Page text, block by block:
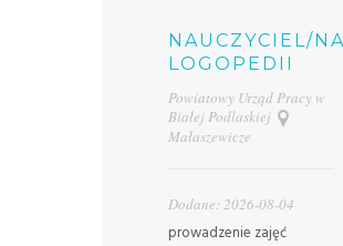
NAUCZYCIEL/
LOGOPEDII
Powiatowy Urząd Pracy w
Białej Podlaskiej
Małaszewicze
Dodane: 2026-08-04
prowadzenie zajęć